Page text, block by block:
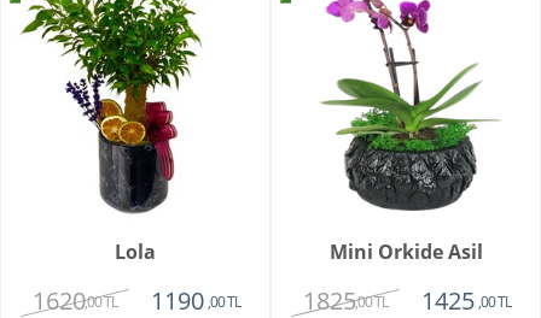
Lola
1620,00 TL 1190 ,00 TL
Mini Orkide Asil
1825,00 TL 1425 ,00 TL